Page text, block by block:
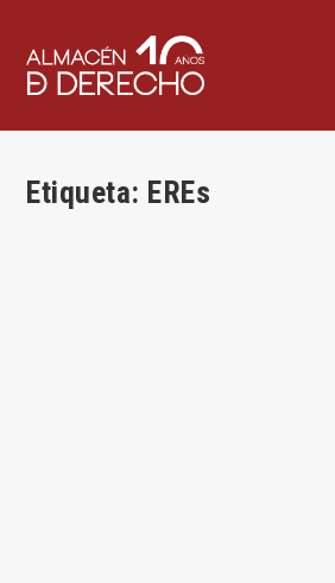
Etiqueta: EREs